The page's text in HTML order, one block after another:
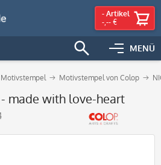
MENÜ
- Artikel
-,-- €
Motivstempel Motivstempel von Colop
made with love-heart